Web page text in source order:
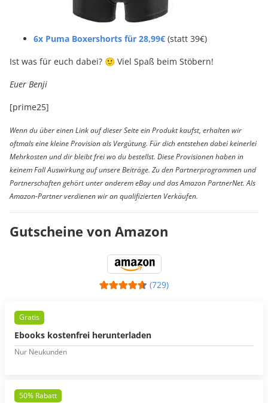
6x Puma Boxershorts für 28,99€ (statt 39€)
Ist was für euch dabei? 🙂 Viel Spaß beim Stöbern!
Euer Benji
[prime25]
Wenn du über einen Link auf dieser Seite ein Produkt kaufst, erhalten wir
oftmals eine kleine Provision als Vergütung. Für dich entstehen dabei keinerlei
Mehrkosten und dir bleibt frei wo du bestellst. Diese Provisionen haben in
keinem Fall Auswirkung auf unsere Beiträge. Zu den Partnerprogrammen und
Partnerschaften gehört unter anderem eBay und das Amazon PartnerNet. Als
Amazon-Partner verdienen wir an qualifizierten Verkäufen.
Gutscheine von Amazon
(729)
Gratis
Ebooks kostenfrei herunterladen
Nur Neukunden
50% Rabatt